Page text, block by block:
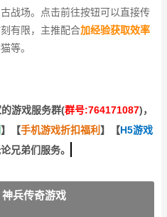
战场。点击前往按钮可以直接传
有限，主推配合加经验获取效率
等。
游戏服务群(群号:764171087)，
】 【手机游戏折扣福利 】 【H5游戏
兄弟们服务。
神兵传奇游戏